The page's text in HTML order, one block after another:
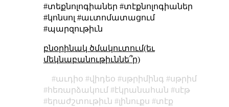
#տեքնոլոգիաներ #տէքնոլոգիաներ
#կոնսոլ #աւտոմատացում
#պարզութիւն
բնօրինակ ծմակուտում(եւ
մեկնաբանութիւննե՞ր)
աւդիօ վիդեօ սթրիմինգ
սթրիմ
հեռարձակում
էկրանահան
սէթ
երաժշտութիւն
լինուքս
տէք